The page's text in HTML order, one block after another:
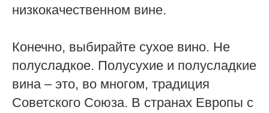
низкокачественном вине.
Конечно, выбирайте сухое вино. Не
полусладкое. Полусухие и полусладкие
вина – это, во многом, традиция
Советского Союза. В странах Европы с